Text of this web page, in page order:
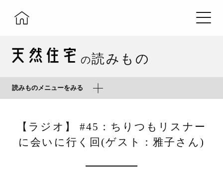
の読みもの
読みものメニューをみる
【ラジオ】 #45：ちりつもリスナー
に会いに行く回(ゲスト：雅子さん)